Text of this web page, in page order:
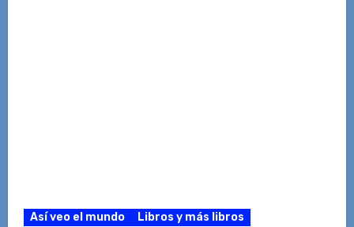
Así veo el mundo Libros y más libros